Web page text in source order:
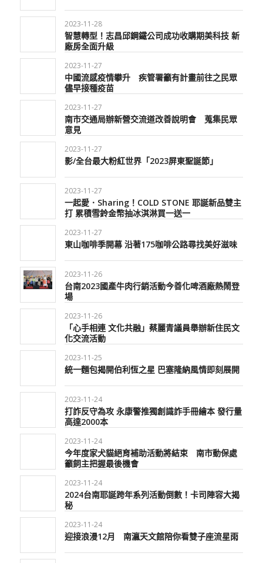
2023-11-28
智慧轉型！志昌邱鋼鐵公司成功收購期美科技 新
廠房全面升級
2023-11-27
中國流感疫情攀升 疾管署籲有計畫前往之民眾
儘早接種疫苗
2023-11-27
南市交通局辦新營交流道改善說明會 蒐集民眾
意見
2023-11-27
影/全台最大粉紅世界「2023屏東聖誕節」
2023-11-27
一起愛．Sharing！COLD STONE 耶誕新品雙主
打 累積雪鈴金幣抽冰淇淋買一送一
2023-11-27
東山咖啡季開幕 沿著175咖啡公路尋找美好滋味
2023-11-26
台南2023國產牛肉行銷活動今善化啤酒廠熱鬧登
場
2023-11-26
「心手相連 文化共融」蔡麗青議員舉辦新住民文
化交流活動
2023-11-25
統一麵包揭開伯利恆之星 巴塞隆納風情即刻展開
2023-11-24
打詐反守為攻 永康警推獨創識詐手冊繪本 發行量
高達2000本
2023-11-24
今年度家犬貓絕育補助活動將結束 南市動保處
籲飼主把握最後機會
2023-11-24
2024台南耶誕跨年系列活動倒數！卡司陣容大揭
秘
2023-11-24
迎接浪漫12月 南瀛天文館陪你看雙子座流星雨